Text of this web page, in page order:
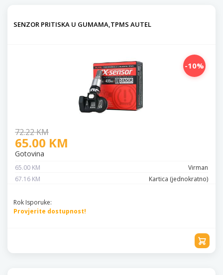
SENZOR PRITISKA U GUMAMA,TPMS AUTEL
-10%
72.22 KM
65.00 KM
Gotovina
65.00 KM
Virman
67.16 KM
Kartica (jednokratno)
Rok Isporuke:
Provjerite dostupnost!